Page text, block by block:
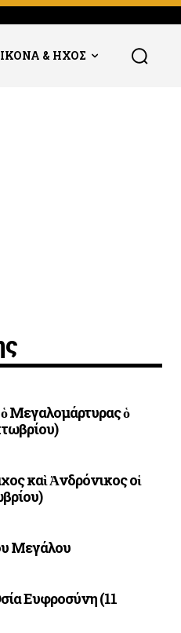
& ΗΧΟΣ
Μεγαλομάρτυρας ὁ
καὶ Ἀνδρόνικος οἱ
Μεγάλου
Ευφροσύνη (11